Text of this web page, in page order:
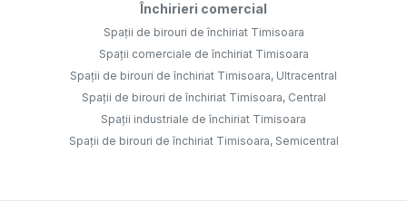
Închirieri comercial
Spații de birouri de închiriat Timisoara
Spații comerciale de închiriat Timisoara
Spații de birouri de închiriat Timisoara, Ultracentral
Spații de birouri de închiriat Timisoara, Central
Spații industriale de închiriat Timisoara
Spații de birouri de închiriat Timisoara, Semicentral